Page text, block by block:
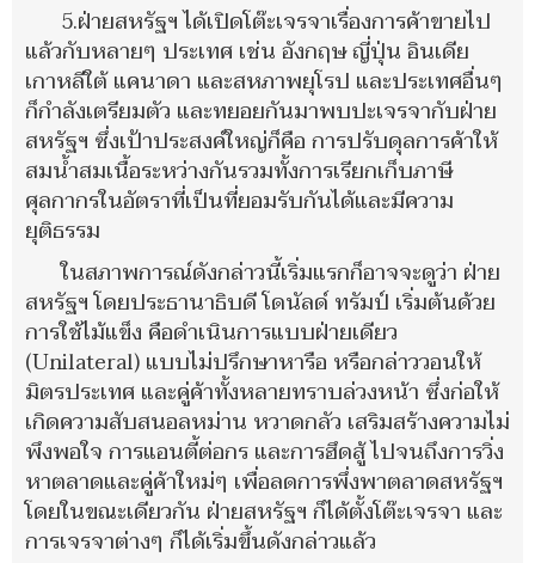
5.ฝ่ายสหรัฐฯ ได้เปิดโต๊ะเจรจาเรื่องการค้าขายไป
แล้วกับหลายๆ ประเทศ เช่น อังกฤษ ญี่ปุ่น อินเดีย
เกาหลีใต้ แคนาดา และสหภาพยุโรป และประเทศอื่นๆ
ก็กำลังเตรียมตัว และทยอยกันมาพบปะเจรจากับฝ่าย
สหรัฐฯ ซึ่งเป้าประสงค์ใหญ่ก็คือ การปรับดุลการค้าให้
สมน้ำสมเนื้อระหว่างกันรวมทั้งการเรียกเก็บภาษี
ศุลกากรในอัตราที่เป็นที่ยอมรับกันได้และมีความ
ยุติธรรม
ในสภาพการณ์ดังกล่าวนี้เริ่มแรกก็อาจจะดูว่า ฝ่าย
สหรัฐฯ โดยประธานาธิบดี โดนัลด์ ทรัมป์ เริ่มต้นด้วย
การใช้ไม้แข็ง คือดำเนินการแบบฝ่ายเดียว
(Unilateral) แบบไม่ปรึกษาหารือ หรือกล่าววอนให้
มิตรประเทศ และคู่ค้าทั้งหลายทราบล่วงหน้า ซึ่งก่อให้
เกิดความสับสนอลหม่าน หวาดกลัว เสริมสร้างความไม่
พึงพอใจ การแอนตี้ต่อกร และการฮึดสู้ ไปจนถึงการวิ่ง
หาตลาดและคู่ค้าใหม่ๆ เพื่อลดการพึ่งพาตลาดสหรัฐฯ
โดยในขณะเดียวกัน ฝ่ายสหรัฐฯ ก็ได้ตั้งโต๊ะเจรจา และ
การเจรจาต่างๆ ก็ได้เริ่มขึ้นดังกล่าวแล้ว